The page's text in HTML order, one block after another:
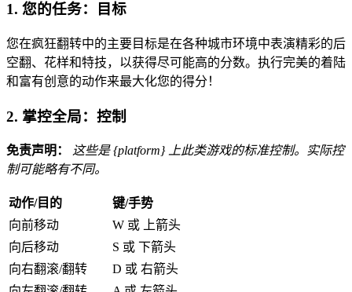
1. 您的任务：目标
您在疯狂翻转中的主要目标是在各种城市环境中表演精彩的后
空翻、花样和特技，以获得尽可能高的分数。执行完美的着陆
和富有创意的动作来最大化您的得分！
2. 掌控全局：控制
免责声明：
这些是 {platform} 上此类游戏的标准控制。实际控
制可能略有不同。
动作/目的
键/手势
向前移动
W 或 上箭头
向后移动
S 或 下箭头
向右翻滚/翻转
D 或 右箭头